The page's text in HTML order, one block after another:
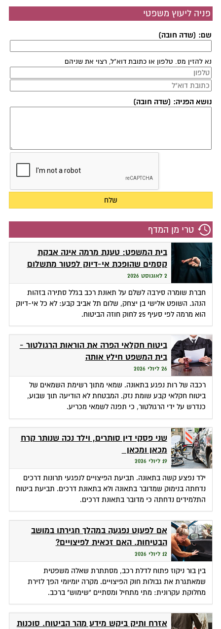
פניה ליעוץ משפטי
שם: (שדה חובה)
נא להזין מס. טלפון או כתובת דוא"ל, רצוי את שניהם
נושא הפניה: (שדה חובה)
טרי מן המדף
בית המשפט: טענת מרמה אינה אבקת
קסמים שהופכת אי-דיוק לפטור מתשלום
2 לאוגוסט 2026
חברת שומרה סירבה לשלם על תאונת רכב בגלל סתירה בזהות
הנהג. השופט אלישי בן יצחק, שלום תל אביב קבע: לא כל אי-דיוק
הוא מרמה לפי סעיף 25 לחוק חוזה הביטוח.
ביטוח חקלאי הפרה את הוראות הרגולטור -
בית המשפט חילץ אותה
26 ליולי 2026
רכבה של רות נפגע בתאונה. שמאי מתוך רשימת השמאים של
ביטוח חקלאי קבע שומת נזק. המבטחת לא הודיעה תוך שבוע,
כנדרש על ידי הרגולטור, כי תפנה לשמאי מכריע.
שני פסקי דין סותרים, וילד נכה שנותר קרח
מכאן ומכאן
19 ליולי 2026
ילד נפצע קשה בתאונה. תביעת הפיצויים לנפגעי תרונות דרכים
נדחתה בנימוק שמדובר בתאונה ולא בתאונת דרכים. תביעת ביטוח
התלמידים נדחתה כי מדובר בתאונת דרכים.
אם לפעוט נפגעה במהלך חגירתו במושב
הבטיחות. האם זכאית לפיצויים?
12 ליולי 2026
בין בור ניקוז פתוח לדלת רכב, מסתתרת שאלה משפטית
שמאתגרת את גבולות חוק הפיצויים. מקרה יומיומי הפך לזירת
מחלוקת עקרונית: מתי מתחיל ומסתיים "שימוש" ברכב.
אזרח ותיק ביקש מידע מהר הביטוח. סוכנות